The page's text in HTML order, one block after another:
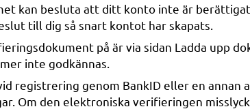
kan besluta att ditt konto inte är
till dig så snart kontot har skapats.
på är via sidan Ladda upp
inte godkännas.
registrering genom BankID eller en annan
Om den elektroniska verifieringen